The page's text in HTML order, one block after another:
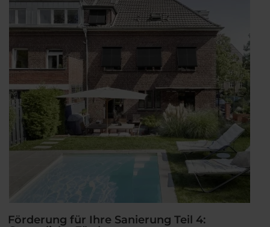
Förderung für Ihre Sanierung Teil 4: